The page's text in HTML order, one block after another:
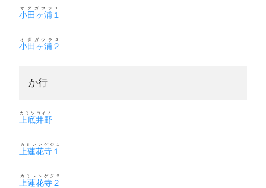
小田ヶ浦１
オダガウラ１
小田ヶ浦２
オダガウラ２
か行
上底井野
カミソコイノ
上蓮花寺１
カミレンゲジ１
上蓮花寺２
カミレンゲジ２